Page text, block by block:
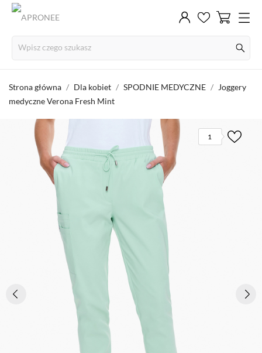
Strona główna Dla kobiet SPODNIE MEDYCZNE
Joggery
medyczne Verona Fresh Mint
1